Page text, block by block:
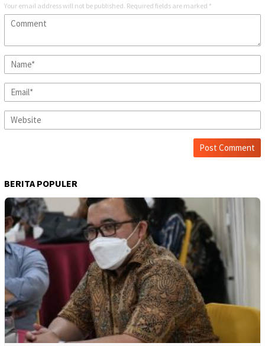
Your email address will not be published. Required fields are marked *
BERITA POPULER